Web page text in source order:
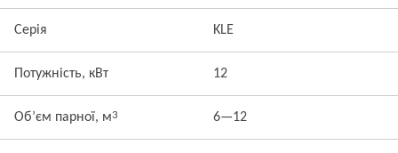
Серія KLE
Потужність, кВт 12
Об’єм парної, м3 6—12